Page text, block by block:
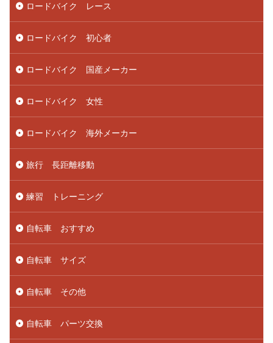
ロードバイク レース
ロードバイク 初心者
ロードバイク 国産メーカー
ロードバイク 女性
ロードバイク 海外メーカー
旅行 長距離移動
練習 トレーニング
自転車 おすすめ
自転車 サイズ
自転車 その他
自転車 パーツ交換